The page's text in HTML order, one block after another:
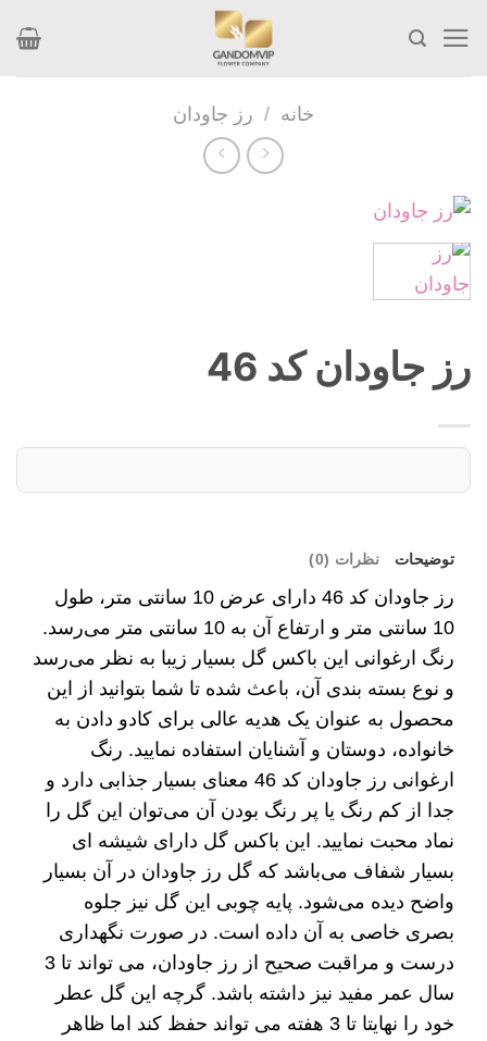
content
خانه / رز جاودان
رز جاودان کد 46
توضیحات نظرات (0)
رز جاودان کد 46 دارای عرض 10 سانتی متر، طول
10 سانتی متر و ارتفاع آن به 10 سانتی متر می‌رسد.
رنگ ارغوانی این باکس گل بسیار زیبا به نظر می‌رسد
و نوع بسته بندی آن، باعث شده تا شما بتوانید از این
محصول به عنوان یک هدیه عالی برای کادو دادن به
خانواده، دوستان و آشنایان استفاده نمایید. رنگ
ارغوانی رز جاودان کد 46 معنای بسیار جذابی دارد و
جدا از کم رنگ یا پر رنگ بودن آن می‌توان این گل را
نماد محبت نمایید. این باکس گل دارای شیشه ای
بسیار شفاف می‌باشد که گل رز جاودان در آن بسیار
واضح دیده می‌شود. پایه چوبی این گل نیز جلوه
بصری خاصی به آن داده است. در صورت نگهداری
درست و مراقبت صحیح از رز جاودان، می تواند تا 3
سال عمر مفید نیز داشته باشد. گرچه این گل عطر
خود را نهایتا تا 3 هفته می تواند حفظ کند اما ظاهر